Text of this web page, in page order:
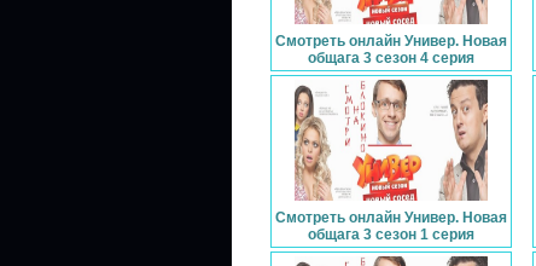
Смотреть онлайн Универ. Новая
общага 3 сезон 4 серия
Смотреть онлайн Универ. Новая
общага 3 сезон 1 серия